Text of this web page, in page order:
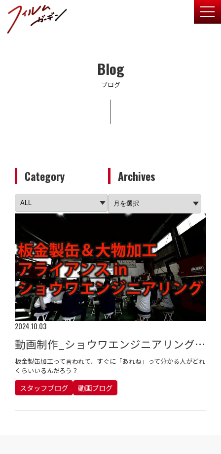
Blog
ブログ
Category Archives
2024.10.03
動画制作_ショウワエンジニアリング(安城市、製造業）中部部品加工協会
板金製缶加工って言われて、すぐに「あれね」って分かる人がどれ
くらいいるんだろう？
スタッフブログ 動画ブログ